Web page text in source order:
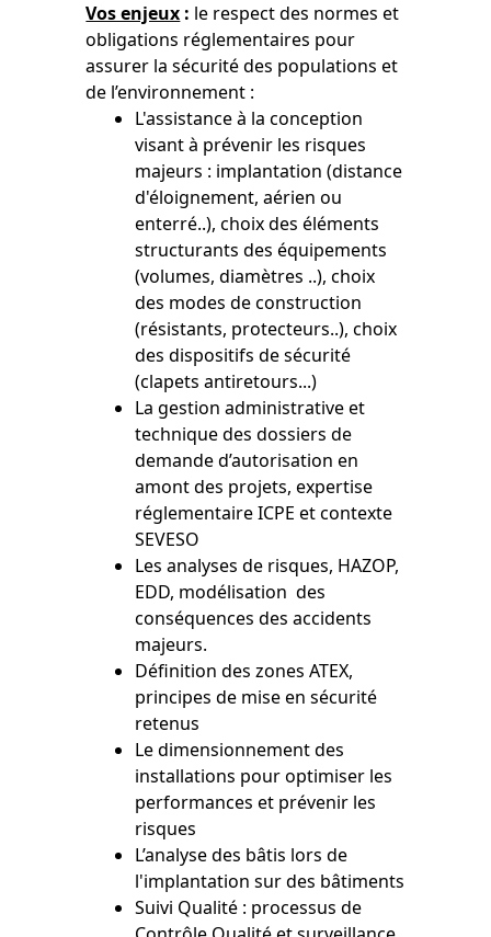
Vos enjeux : le respect des normes et
obligations réglementaires pour
assurer la sécurité des populations et
de l’environnement :
L'assistance à la conception
visant à prévenir les risques
majeurs : implantation (distance
d'éloignement, aérien ou
enterré..), choix des éléments
structurants des équipements
(volumes, diamètres ..), choix
des modes de construction
(résistants, protecteurs..), choix
des dispositifs de sécurité
(clapets antiretours...)
La gestion administrative et
technique des dossiers de
demande d’autorisation en
amont des projets, expertise
réglementaire ICPE et contexte
SEVESO
Les analyses de risques, HAZOP,
EDD, modélisation des
conséquences des accidents
majeurs.
Définition des zones ATEX,
principes de mise en sécurité
retenus
Le dimensionnement des
installations pour optimiser les
performances et prévenir les
risques
L’analyse des bâtis lors de
l'implantation sur des bâtiments
Suivi Qualité : processus de